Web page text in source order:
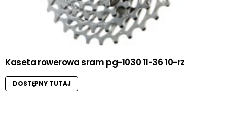
Kaseta rowerowa sram pg-1030 11-36 10-rz
DOSTĘPNY TUTAJ